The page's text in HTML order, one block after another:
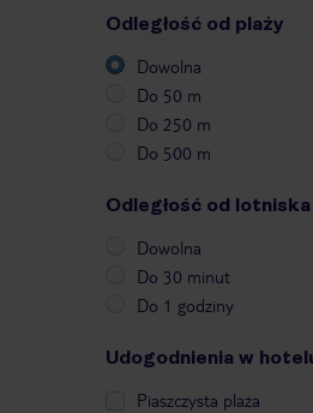
Odległość od plaży
Dowolna
Do 50 m
Do 250 m
Do 500 m
Odległość od lotniska
Dowolna
Do 30 minut
Do 1 godziny
Udogodnienia w
Piaszczysta plaża